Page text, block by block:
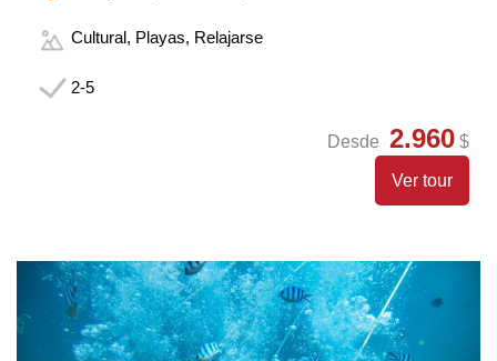
Cultural, Playas, Relajarse
2-5
Desde 2.960 $
Ver tour